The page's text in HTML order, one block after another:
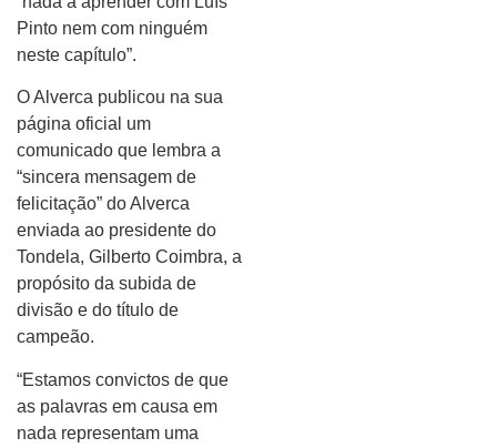
Pinto nem com ninguém
neste capítulo”.
O Alverca publicou na sua
página oficial um
comunicado que lembra a
“sincera mensagem de
felicitação” do Alverca
enviada ao presidente do
Tondela, Gilberto Coimbra, a
propósito da subida de
divisão e do título de
campeão.
“Estamos convictos de que
as palavras em causa em
nada representam uma